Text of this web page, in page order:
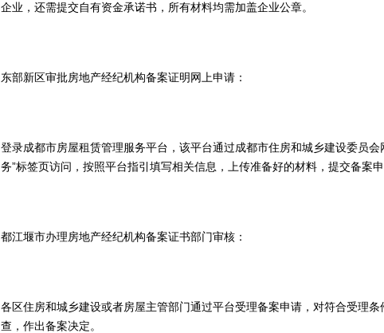
企业，还需提交自有资金承诺书，所有材料均需加盖企业公章。
东部新区审批房地产经纪机构备案证明网上申请：
登录成都市房屋租赁管理服务平台，该平台通过成都市住房和城乡建设委员
务”标签页访问，按照平台指引填写相关信息，上传准备好的材料，提交备案申
都江堰市办理房地产经纪机构备案证书部门审核：
各区住房和城乡建设或者房屋主管部门通过平台受理备案申请，对符合受理
查，作出备案决定。